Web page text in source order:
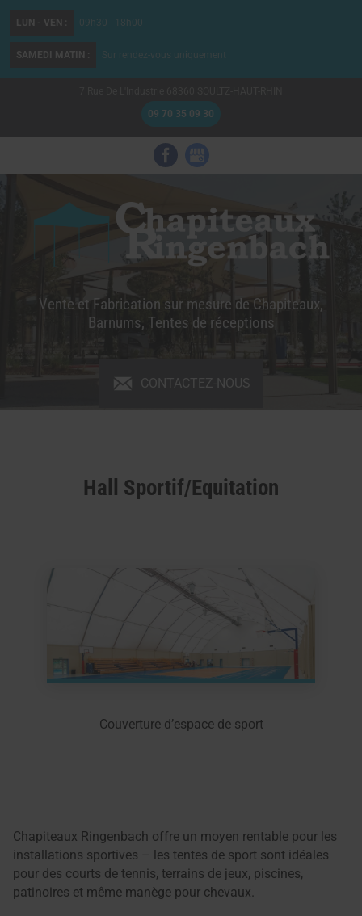
09 70 35 09 30
LUN - VEN : 09h30 - 18h00
SAMEDI MATIN : Sur rendez-vous uniquement
Vente et Fabrication sur mesure de Chapiteaux,
Barnums, Tentes de réceptions
CONTACTEZ-NOUS
Hall Sportif/Equitation
Couverture d’espace de sport
Chapiteaux Ringenbach offre un moyen rentable pour les
installations sportives – les tentes de sport sont idéales
pour des courts de tennis, terrains de jeux, piscines,
patinoires et même manège pour chevaux.